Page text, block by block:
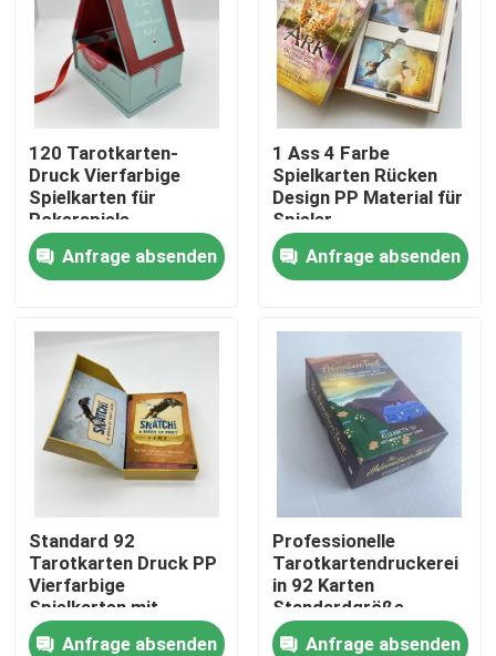
Produkte
Videos
Über uns
Ressource
120 Tarotkarten-
Druck Vierfarbige
Spielkarten für
Pokerspiele
Anfrage absenden
1 Ass 4 Farbe
Spielkarten Rücken
Design PP Material für
Spieler
Anfrage absenden
Standard 92
Tarotkarten Druck PP
Vierfarbige
Spielkarten mit
Rückendesign
Anfrage absenden
Professionelle
Tarotkartendruckerei
in 92 Karten
Standardgröße
Goldmalerei
Anfrage absenden